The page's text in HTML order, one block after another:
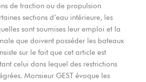
de traction ou de propulsion
sections d’eau intérieure, les
sont soumises leur emploi et la
que doivent posséder les bateaux
sur le fait que cet article est
celui dans lequel des restrictions
Monsieur GEST évoque les